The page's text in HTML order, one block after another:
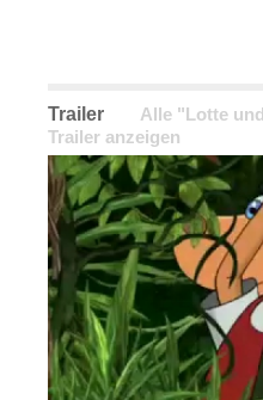
Trailer
Alle "Lotte
Trailer anzeigen